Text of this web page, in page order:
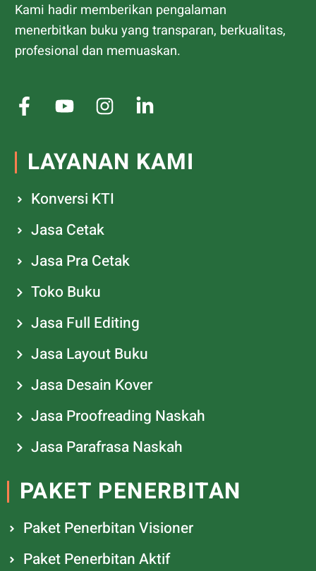
Kami hadir memberikan pengalaman
menerbitkan buku yang transparan, berkualitas,
profesional dan memuaskan.
LAYANAN KAMI
Konversi KTI
Jasa Cetak
Jasa Pra Cetak
Toko Buku
Jasa Full Editing
Jasa Layout Buku
Jasa Desain Kover
Jasa Proofreading Naskah
Jasa Parafrasa Naskah
PAKET PENERBITAN
Paket Penerbitan Visioner
Paket Penerbitan Aktif